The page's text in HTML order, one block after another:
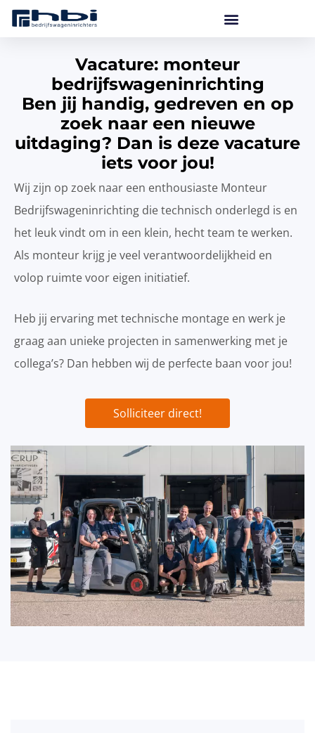
Vacature: monteur
bedrijfswageninrichting
Ben jij handig, gedreven en op
zoek naar een nieuwe
uitdaging? Dan is deze vacature
iets voor jou!
Wij zijn op zoek naar een enthousiaste Monteur
Bedrijfswageninrichting die technisch onderlegd is en
het leuk vindt om in een klein, hecht team te werken.
Als monteur krijg je veel verantwoordelijkheid en
volop ruimte voor eigen initiatief.
Heb jij ervaring met technische montage en werk je
graag aan unieke projecten in samenwerking met je
collega’s? Dan hebben wij de perfecte baan voor jou!
Solliciteer direct!